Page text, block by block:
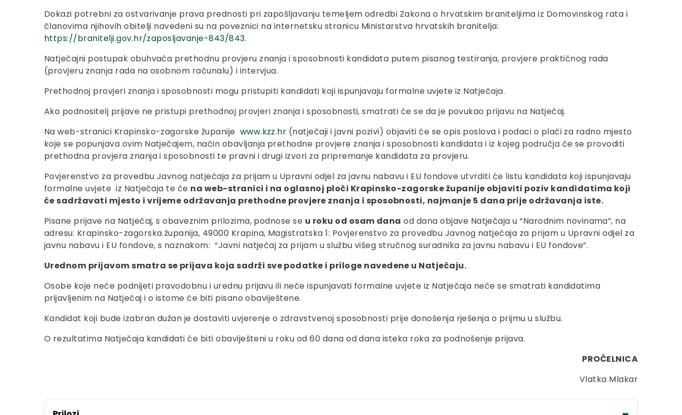
Dokazi potrebni za ostvarivanje prava prednosti pri zapošljavanju temeljem odredbi Zakona o hrvatskim braniteljima iz Domovinskog rata i
članovima njihovih obitelji navedeni su na poveznici na internetsku stranicu Ministarstva hrvatskih branitelja:
https://branitelji.gov.hr/zaposljavanje-843/843.
Natječajni postupak obuhvaća prethodnu provjeru znanja i sposobnosti kandidata putem pisanog testiranja, provjere praktičnog rada
(provjeru znanja rada na osobnom računalu) i intervjua.
Prethodnoj provjeri znanja i sposobnosti mogu pristupiti kandidati koji ispunjavaju formalne uvjete iz Natječaja.
Ako podnositelj prijave ne pristupi prethodnoj provjeri znanja i sposobnosti, smatrati će se da je povukao prijavu na Natječaj.
Na web-stranici Krapinsko-zagorske županije www.kzz.hr (natječaji i javni pozivi) objaviti će se opis poslova i podaci o plaći za radno mjesto
koje se popunjava ovim Natječajem, način obavljanja prethodne provjere znanja i sposobnosti kandidata i iz kojeg područja će se provoditi
prethodna provjera znanja i sposobnosti te pravni i drugi izvori za pripremanje kandidata za provjeru.
Povjerenstvo za provedbu Javnog natječaja za prijam u Upravni odjel za javnu nabavu i EU fondove utvrditi će listu kandidata koji ispunjavaju
formalne uvjete iz Natječaja te će na web-stranici i na oglasnoj ploči Krapinsko-zagorske županije objaviti poziv kandidatima koji
će sadržavati mjesto i vrijeme održavanja prethodne provjere znanja i sposobnosti, najmanje 5 dana prije održavanja iste.
Pisane prijave na Natječaj, s obaveznim prilozima, podnose se u roku od osam dana od dana objave Natječaja u “Narodnim novinama”, na
adresu: Krapinsko-zagorska županija, 49000 Krapina, Magistratska 1: Povjerenstvo za provedbu Javnog natječaja za prijam u Upravni odjel za
javnu nabavu i EU fondove, s naznakom: “Javni natječaj za prijam u službu višeg stručnog suradnika za javnu nabavu i EU fondove”.
Urednom prijavom smatra se prijava koja sadrži sve podatke i priloge navedene u Natječaju.
Osobe koje neće podnijeti pravodobnu i urednu prijavu ili neće ispunjavati formalne uvjete iz Natječaja neće se smatrati kandidatima
prijavljenim na Natječaj i o istome će biti pisano obaviještene.
Kandidat koji bude izabran dužan je dostaviti uvjerenje o zdravstvenoj sposobnosti prije donošenja rješenja o prijmu u službu.
O rezultatima Natječaja kandidati će biti obaviješteni u roku od 60 dana od dana isteka roka za podnošenje prijava.
PROČELNICA
Vlatka Mlakar